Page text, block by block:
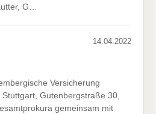
G…
14.04.2022
Versicherung
Gutenbergstraße 30,
gemeinsam mit